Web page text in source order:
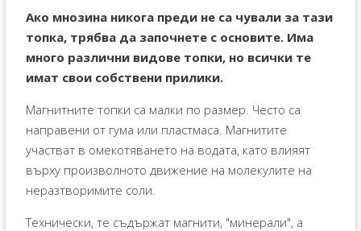
Ако мнозина никога преди не са чували за тази
топка, трябва да започнете с основите. Има
много различни видове топки, но всички те
имат свои собствени прилики.
Магнитните топки са малки по размер. Често са
направени от гума или пластмаса. Магнитите
участват в омекотяването на водата, като влияят
върху произволното движение на молекулите на
неразтворимите соли.
Технически, те съдържат магнити, "минерали", а